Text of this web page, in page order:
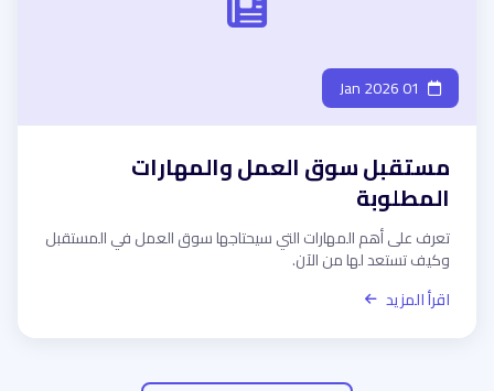
مستقبل سوق العمل والمهارات
المطلوبة
تعرف على أهم المهارات التي سيحتاجها سوق العمل في المستقبل
وكيف تستعد لها من الآن.
اقرأ المزيد